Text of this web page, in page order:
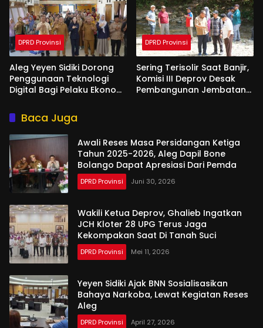
DPRD Provinsi
Aleg Yeyen Sidiki Dorong
Penggunaan Teknologi
Digital Bagi Pelaku Ekonomi
DPRD Provinsi
Sering Terisolir Saat Banjir,
Komisi III Deprov Desak
Pembangunan Jembatan
Baca Juga
Awali Reses Masa Persidangan Ketiga
Tahun 2025-2026, Aleg Dapil Bone
Bolango Dapat Apresiasi Dari Pemda
DPRD Provinsi Juni 30, 2026
Wakili Ketua Deprov, Ghalieb Ingatkan
JCH Kloter 28 UPG Terus Jaga
Kekompakan Saat Di Tanah Suci
DPRD Provinsi Mei 11, 2026
Yeyen Sidiki Ajak BNN Sosialisasikan
Bahaya Narkoba, Lewat Kegiatan Reses
Aleg
DPRD Provinsi April 27, 2026